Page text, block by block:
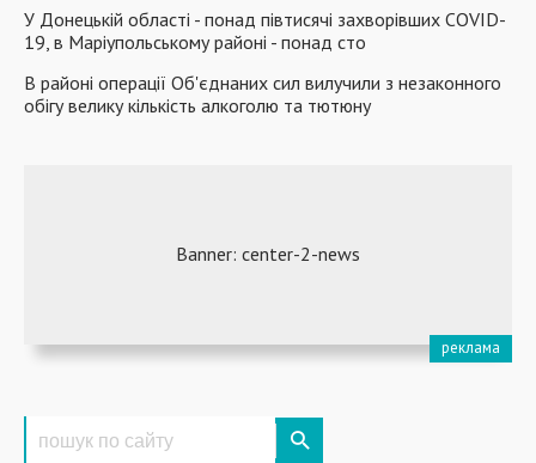
У Донецькій області - понад півтисячі захворівших COVID-
19, в Маріупольському районі - понад сто
В районі операції Об'єднаних сил вилучили з незаконного
обігу велику кількість алкоголю та тютюну